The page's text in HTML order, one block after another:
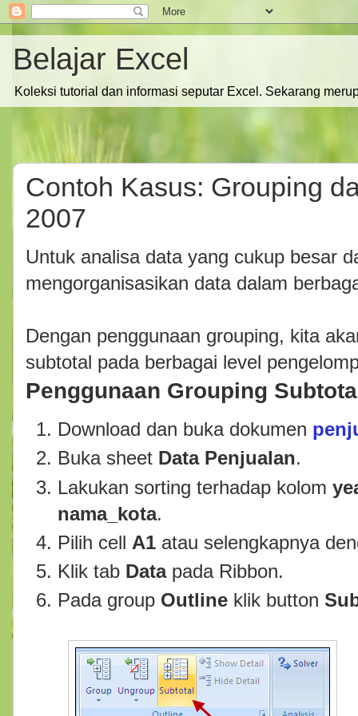
Belajar Excel
Koleksi tutorial dan informasi seputar Excel. Sekarang
Contoh Kasus: Grouping
2007
Untuk analisa data yang cukup besar
mengorganisasikan data dalam
Dengan penggunaan grouping, kita
subtotal pada berbagai level
Penggunaan Grouping
Download dan buka dokumen
Buka sheet Data Penjualan.
Lakukan sorting terhadap kolom
nama_kota.
Pilih cell A1 atau selengkapnya
Klik tab Datapada Ribbon.
Pada group Outline klik button